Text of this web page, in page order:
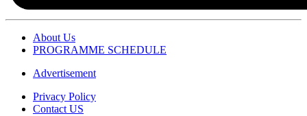
About Us
PROGRAMME SCHEDULE
Advertisement
Privacy Policy
Contact US